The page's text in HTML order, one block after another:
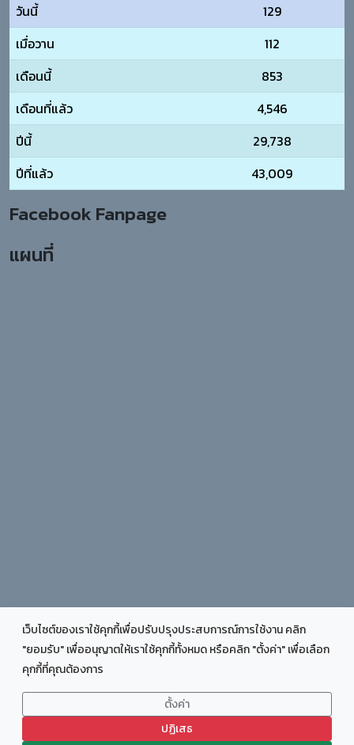
วันนี้
129
เมื่อวาน
112
เดือนนี้
853
เดือนที่แล้ว
4,546
ปีนี้
29,738
ปีที่แล้ว
43,009
Facebook Fanpage
แผนที่
COPYRIGHT © 2025 FACULTY OF EDUCATION CHIANG RAI
RAJABHAT UNIVERSITY - ALL RIGHTS RESERVED.
DISTIBUTED BY:
DEV BY : PU@J_CRRU
เว็บไซต์ของเราใช้คุกกี้เพื่อปรับปรุงประสบการณ์การใช้งาน คลิก
"ยอมรับ" เพื่ออนุญาตให้เราใช้คุกกี้ทั้งหมด หรือคลิก "ตั้งค่า" เพื่อเลือก
คุกกี้ที่คุณต้องการ
ตั้งค่า
ปฏิเสธ